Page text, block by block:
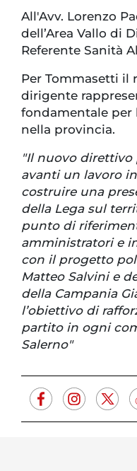
All'Avv. Lorenzo
dell’Area Vallo di
Referente Sanità
Per Tommasetti il
dirigente
fondamentale per
nella provincia.
"Il nuovo direttivo
avanti un lavoro
costruire una
della Lega sul
punto di
amministratori e
con il progetto
Matteo Salvini e
della Campania
l’obiettivo di
partito in ogni
Salerno"